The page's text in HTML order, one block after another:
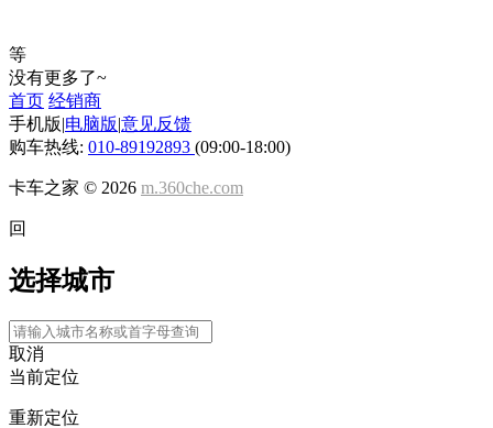
等
没有更多了~
首页 经销商
手机版|电脑版|意见反馈
购车热线: 010-89192893 (09:00-18:00)
卡车之家 © 2026 m.360che.com
回
选择城市
取消
当前定位
重新定位